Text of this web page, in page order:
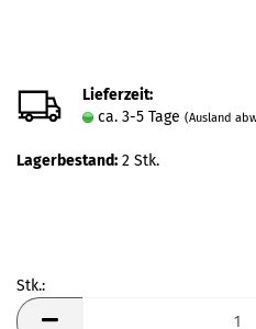
Lieferzeit:
ca. 3-5 Tage (Ausland
Lagerbestand: 2 Stk.
Stk.:
Stk.